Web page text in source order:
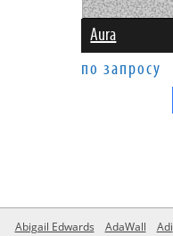
Aura
по запросу
Abigail Edwards AdaWall Adi